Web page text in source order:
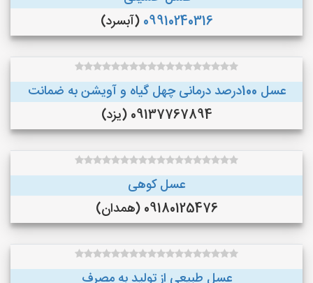
09910240316 (آبسرد)
عسل 100درصد درمانی چهل گیاه و آویشن به ضمانت
09137767894 (یزد)
عسل کوهی
09180125476 (همدان)
عسل طبیعی از تولید به مصرف